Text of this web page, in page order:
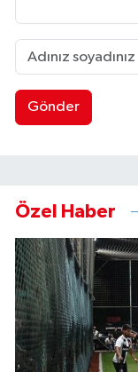
Gönder
Özel Haber